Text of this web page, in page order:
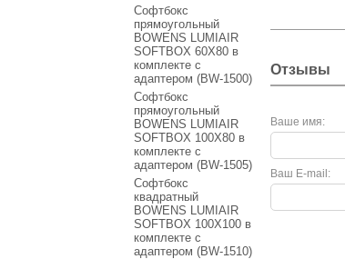
Отзывы
Ваше имя:
Ваш E-mail:
Софтбокс
прямоугольный
BOWENS LUMIAIR
SOFTBOX 60X80 в
комплекте с
адаптером (BW-1500)
Софтбокс
прямоугольный
BOWENS LUMIAIR
SOFTBOX 100X80 в
комплекте с
адаптером (BW-1505)
Софтбокс
квадратный
BOWENS LUMIAIR
SOFTBOX 100X100 в
комплекте с
адаптером (BW-1510)